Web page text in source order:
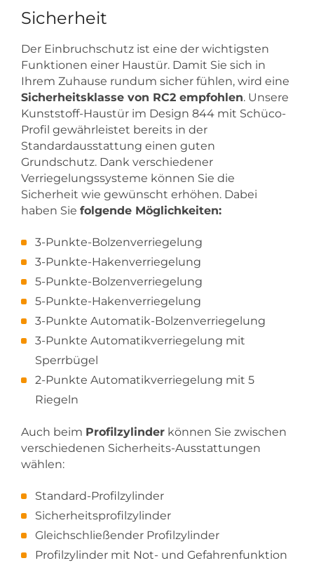
Sicherheit
Der Einbruchschutz ist eine der wichtigsten
Funktionen einer Haustür. Damit Sie sich in
Ihrem Zuhause rundum sicher fühlen, wird eine
Sicherheitsklasse von RC2 empfohlen. Unsere
Kunststoff-Haustür im Design 844 mit Schüco-
Profil gewährleistet bereits in der
Standardausstattung einen guten
Grundschutz. Dank verschiedener
Verriegelungssysteme können Sie die
Sicherheit wie gewünscht erhöhen. Dabei
haben Sie folgende Möglichkeiten:
3-Punkte-Bolzenverriegelung
3-Punkte-Hakenverriegelung
5-Punkte-Bolzenverriegelung
5-Punkte-Hakenverriegelung
3-Punkte Automatik-Bolzenverriegelung
3-Punkte Automatikverriegelung mit
Sperrbügel
2-Punkte Automatikverriegelung mit 5
Riegeln
Auch beim Profilzylinder können Sie zwischen
verschiedenen Sicherheits-Ausstattungen
wählen:
Standard-Profilzylinder
Sicherheitsprofilzylinder
Gleichschließender Profilzylinder
Profilzylinder mit Not- und Gefahrenfunktion